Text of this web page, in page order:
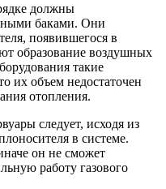
должны
баками. Они
появившегося в
образование воздушных
такие
их объем недостаточен
отопления.
следует, исходя из
в системе.
он не сможет
работу газового